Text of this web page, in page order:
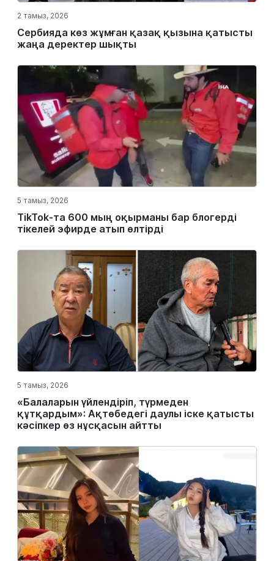
2 тамыз, 2026
Сербияда көз жұмған қазақ қызына қатысты
жаңа деректер шықты
5 тамыз, 2026
TikTok-та 600 мың оқырманы бар блогерді
тікелей эфирде атып өлтірді
5 тамыз, 2026
«Балаларын үйлендіріп, түрмеден
құтқардым»: Ақтөбедегі даулы іске қатысты
кәсіпкер өз нұсқасын айтты